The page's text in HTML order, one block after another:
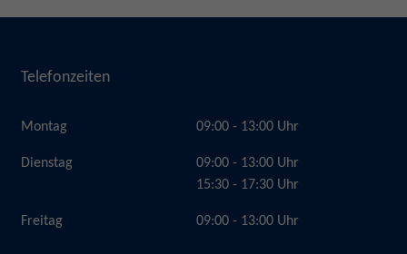
Telefonzeiten
Montag
Dienstag
Freitag
09:00 - 13:00 Uhr
09:00 - 13:00 Uhr
15:30 - 17:30 Uhr
09:00 - 13:00 Uhr